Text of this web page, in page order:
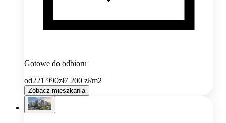
Gotowe do odbioru
od221 990zł7 200 zł/m2
Zobacz mieszkania